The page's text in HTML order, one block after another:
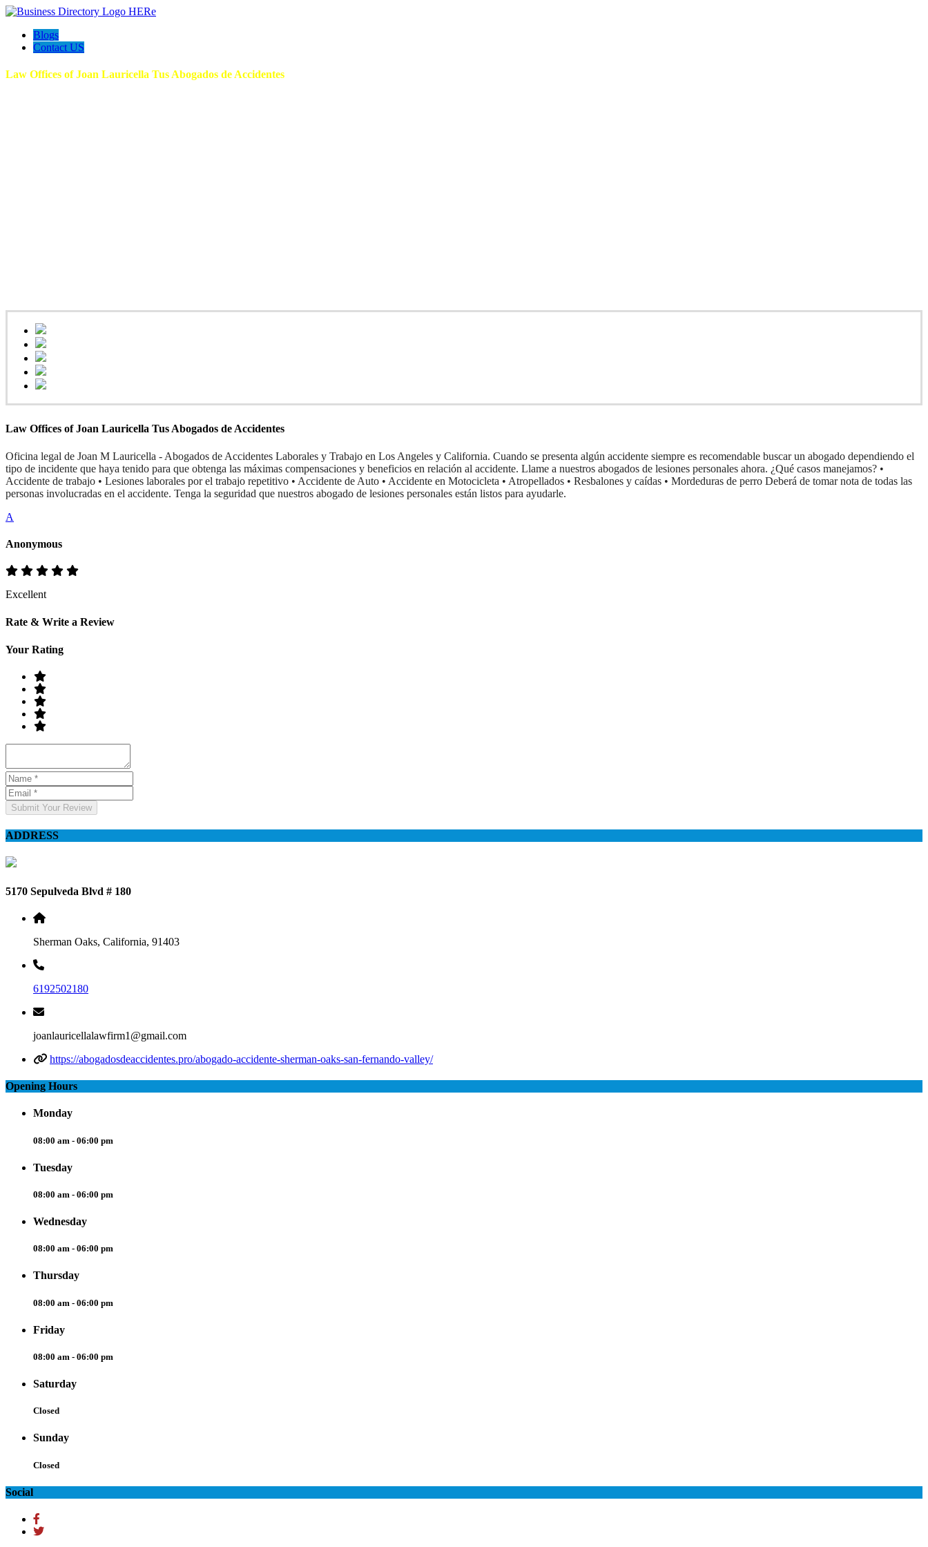
Blogs
Contact US
Law Offices of Joan Lauricella Tus Abogados de Accidentes
Law Offices of Joan Lauricella Tus Abogados de Accidentes
Oficina legal de Joan M Lauricella - Abogados de Accidentes Laborales y Trabajo en Los Angeles y California. Cuando se presenta algún accidente siempre es recomendable buscar un abogado dependiendo el
tipo de incidente que haya tenido para que obtenga las máximas compensaciones y beneficios en relación al accidente. Llame a nuestros abogados de lesiones personales ahora. ¿Qué casos manejamos? •
Accidente de trabajo • Lesiones laborales por el trabajo repetitivo • Accidente de Auto • Accidente en Motocicleta • Atropellados • Resbalones y caídas • Mordeduras de perro Deberá de tomar nota de todas las
personas involucradas en el accidente. Tenga la seguridad que nuestros abogado de lesiones personales están listos para ayudarle.
A
Anonymous
Excellent
Rate & Write a Review
Your Rating
Submit Your Review
ADDRESS
5170 Sepulveda Blvd # 180
Sherman Oaks, California, 91403
6192502180
joanlauricellalawfirm1@gmail.com
https://abogadosdeaccidentes.pro/abogado-accidente-sherman-oaks-san-fernando-valley/
Opening Hours
Monday
08:00 am - 06:00 pm
Tuesday
08:00 am - 06:00 pm
Wednesday
08:00 am - 06:00 pm
Thursday
08:00 am - 06:00 pm
Friday
08:00 am - 06:00 pm
Saturday
Closed
Sunday
Closed
Social